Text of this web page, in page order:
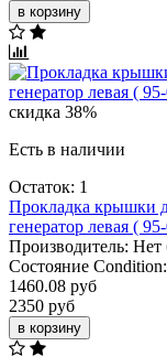
в корзину
скидка 38%
Есть в наличии
Остаток: 1
Прокладка крышки
генератор левая (
Производитель: Нет
Состояние Condition:
1460.08 руб
2350 руб
в корзину